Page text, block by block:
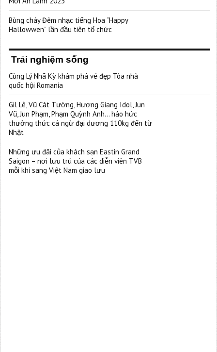
Bùng cháy Đêm nhạc tiếng Hoa “Happy
Hallowwen” lần đầu tiên tổ chức
Trải nghiệm sống
Cùng Lý Nhã Kỳ khám phá vẻ đẹp Tòa nhà
quốc hội Romania
Gil Lê, Vũ Cát Tường, Hương Giang Idol, Jun
Vũ, Jun Phạm, Phạm Quỳnh Anh… háo hức
thưởng thức cá ngừ đại dương 110kg đến từ
Nhật
Những ưu đãi của khách sạn Eastin Grand
Saigon – nơi lưu trú của các diễn viên TVB
mỗi khi sang Việt Nam giao lưu